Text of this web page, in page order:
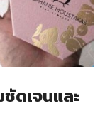
ดเจนและ